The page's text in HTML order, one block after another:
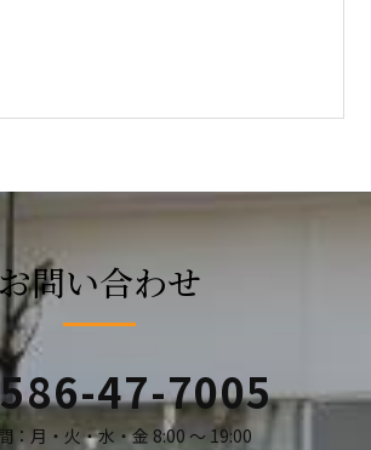
お問い合わせ
47-7005
：月・火・水・金 8:00 ～ 19:00